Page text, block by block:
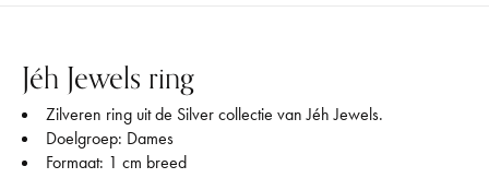
Jéh Jewels ring
Zilveren ring uit de Silver collectie van Jéh Jewels.
Doelgroep: Dames
Formaat: 1 cm breed